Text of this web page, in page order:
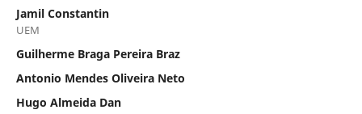
Jamil Constantin
UEM
Guilherme Braga Pereira Braz
Antonio Mendes Oliveira Neto
Hugo Almeida Dan